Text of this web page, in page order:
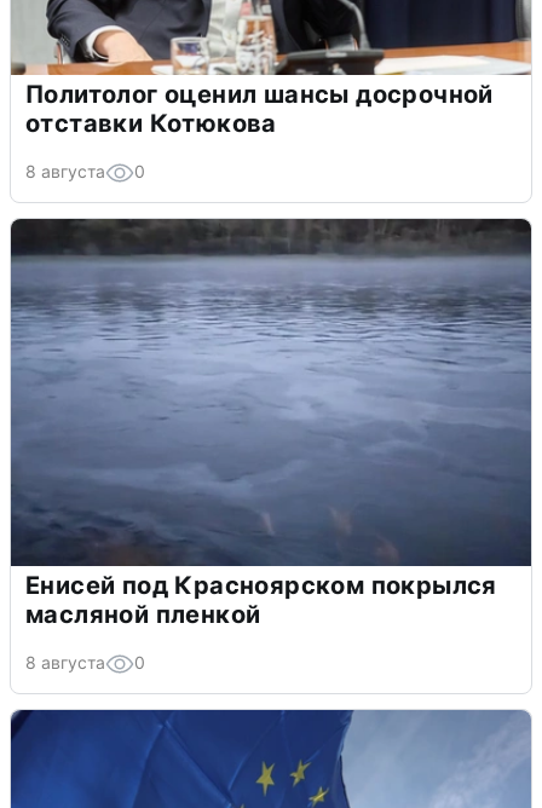
Политолог оценил шансы досрочной
отставки Котюкова
8 августа 0
Енисей под Красноярском покрылся
масляной пленкой
8 августа 0